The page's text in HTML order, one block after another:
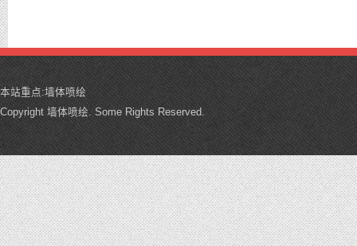
本站重点:墙体喷绘
Copyright 墙体喷绘. Some Rights Reserved.